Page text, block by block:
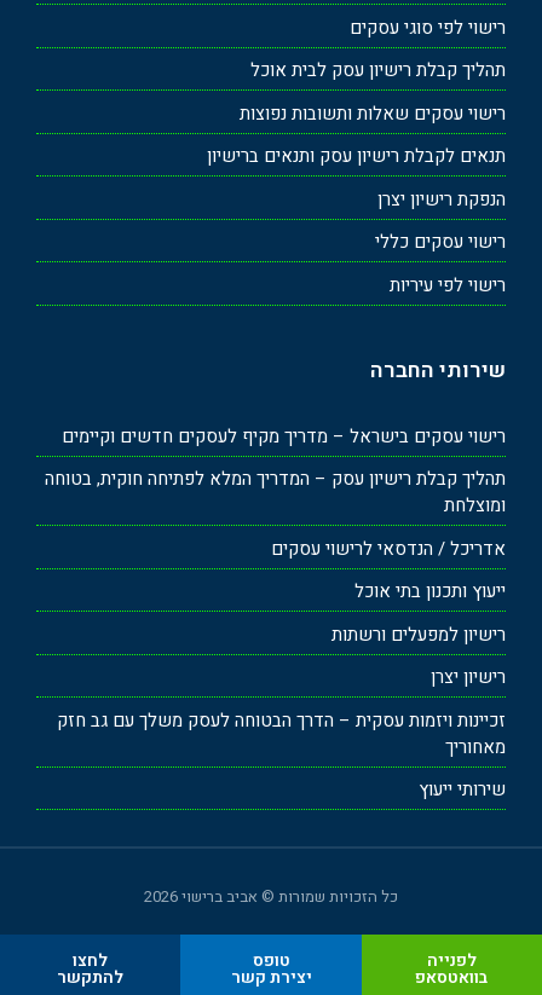
רישוי לפי סוגי עסקים
תהליך קבלת רישיון עסק לבית אוכל
רישוי עסקים שאלות ותשובות נפוצות
תנאים לקבלת רישיון עסק ותנאים ברישיון
הנפקת רישיון יצרן
רישוי עסקים כללי
רישוי לפי עיריות
שירותי החברה
רישוי עסקים בישראל – מדריך מקיף לעסקים חדשים וקיימים
תהליך קבלת רישיון עסק – המדריך המלא לפתיחה חוקית, בטוחה
ומוצלחת
אדריכל / הנדסאי לרישוי עסקים
ייעוץ ותכנון בתי אוכל
רישיון למפעלים ורשתות
רישיון יצרן
זכיינות ויזמות עסקית – הדרך הבטוחה לעסק משלך עם גב חזק
מאחוריך
שירותי ייעוץ
כל הזכויות שמורות © אביב ברישוי 2026
לפנייה
בוואטסאפ
טופס
יצירת קשר
לחצו
להתקשר